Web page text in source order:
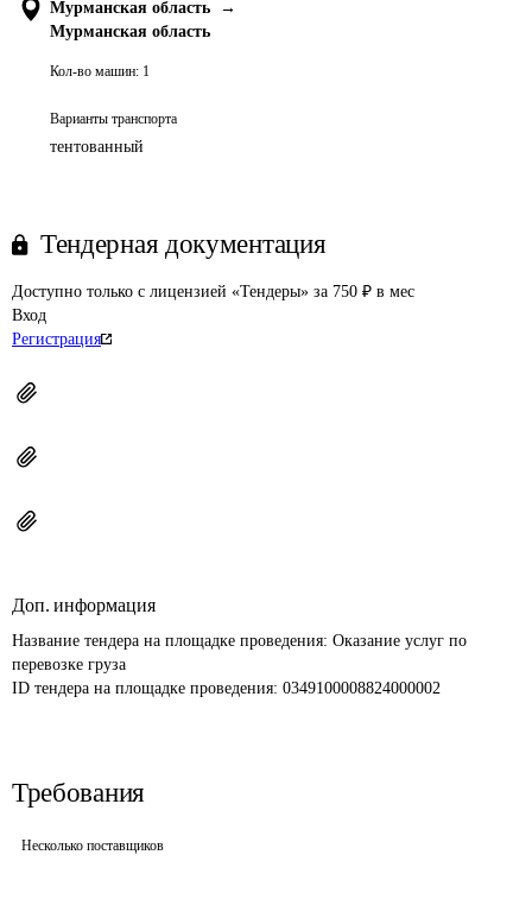
Мурманская область
→
Мурманская область
Кол-во машин: 1
Варианты транспорта
тентованный
Тендерная документация
Доступно только с лицензией «Тендеры» за 750 ₽ в мес
Вход
Регистрация
Доп. информация
Название тендера на площадке проведения: Оказание услуг по
перевозке груза
ID тендера на площадке проведения: 0349100008824000002
Требования
Несколько поставщиков